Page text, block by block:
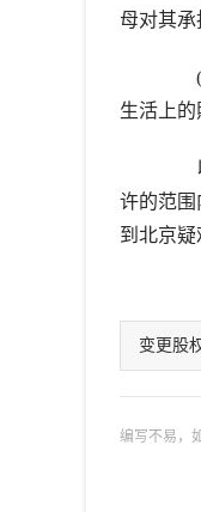
母对其承
(3)
生活上的
以
许的范围
到北京疑
编写不易，